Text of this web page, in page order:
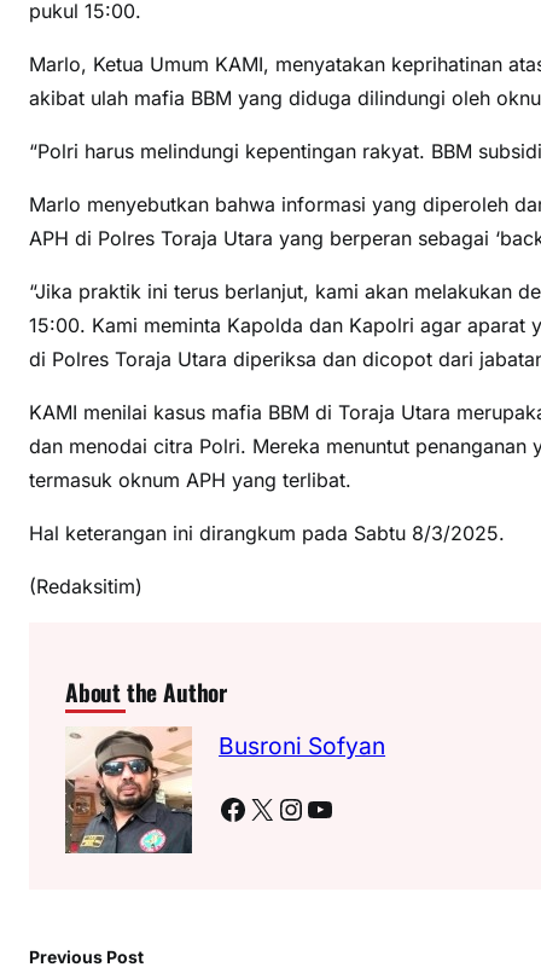
pukul 15:00.
Marlo, Ketua Umum KAMI, menyatakan keprihatinan
akibat ulah mafia BBM yang diduga dilindungi oleh
“Polri harus melindungi kepentingan rakyat. BBM
Marlo menyebutkan bahwa informasi yang diperoleh
APH di Polres Toraja Utara yang berperan sebagai
“Jika praktik ini terus berlanjut, kami akan melakukan
15:00. Kami meminta Kapolda dan Kapolri agar aparat
di Polres Toraja Utara diperiksa dan dicopot dari
KAMI menilai kasus mafia BBM di Toraja Utara
dan menodai citra Polri. Mereka menuntut
termasuk oknum APH yang terlibat.
Hal keterangan ini dirangkum pada Sabtu 8/3/2025.
(Redaksitim)
About the Author
Busroni Sofyan
Facebook X Instagram YouTube
Previous Post